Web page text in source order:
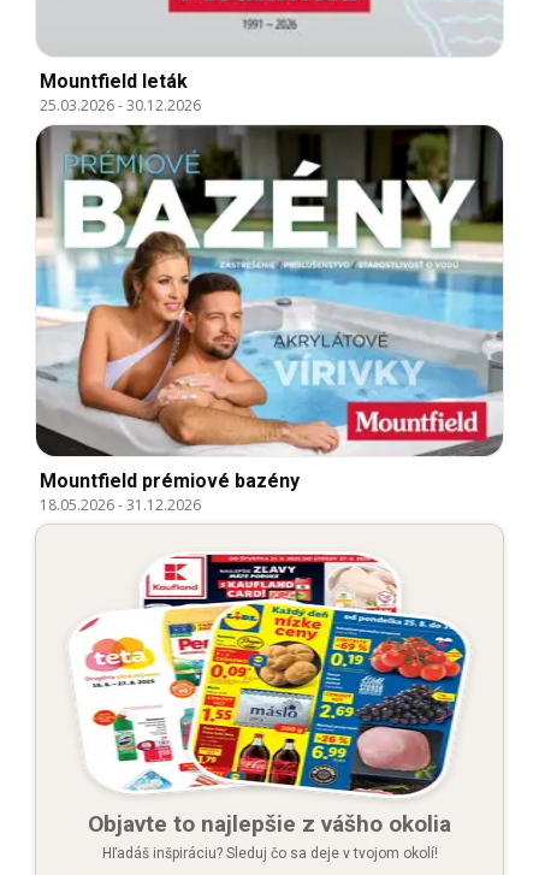
Mountfield leták
25.03.2026-30.12.2026
Mountfield prémiové bazény
18.05.2026-31.12.2026
Objavte to najlepšie z vášho okolia
Hľadáš inšpiráciu? Sleduj čo sa deje v tvojom okolí!